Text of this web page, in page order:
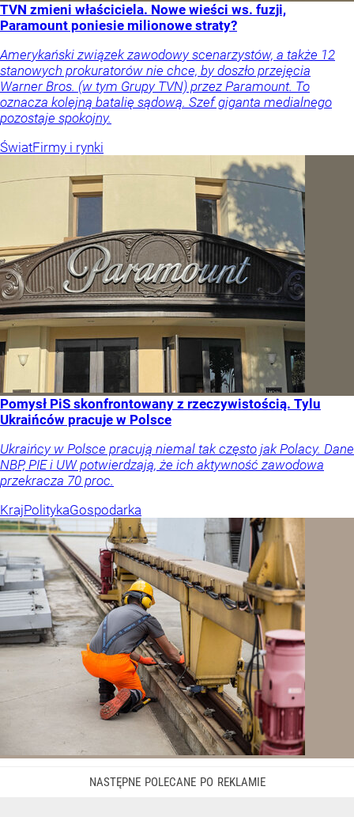
TVN zmieni właściciela. Nowe wieści ws. fuzji,
Paramount poniesie milionowe straty?
Amerykański związek zawodowy scenarzystów, a także 12
stanowych prokuratorów nie chce, by doszło przejęcia
Warner Bros. (w tym Grupy TVN) przez Paramount. To
oznacza kolejną batalię sądową. Szef giganta medialnego
pozostaje spokojny.
ŚwiatFirmy i rynki
Pomysł PiS skonfrontowany z rzeczywistością. Tylu
Ukraińców pracuje w Polsce
Ukraińcy w Polsce pracują niemal tak często jak Polacy. Dane
NBP, PIE i UW potwierdzają, że ich aktywność zawodowa
przekracza 70 proc.
KrajPolitykaGospodarka